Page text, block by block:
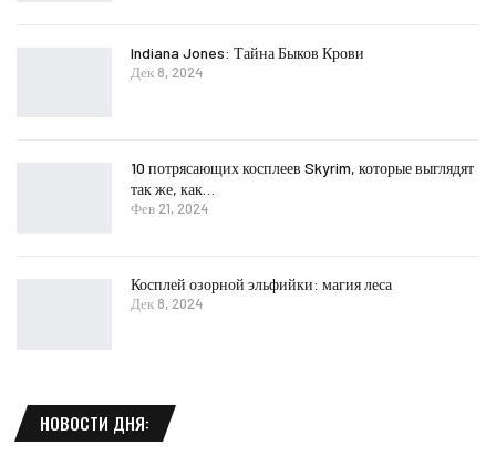
Indiana Jones: Тайна Быков Крови
Дек 8, 2024
10 потрясающих косплеев Skyrim, которые выглядят
так же, как…
Фев 21, 2024
Косплей озорной эльфийки: магия леса
Дек 8, 2024
НОВОСТИ ДНЯ: